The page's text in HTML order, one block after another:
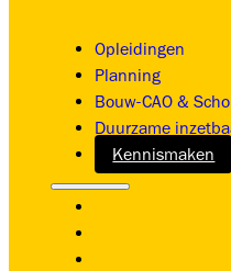
Opleidingen
Planning
Bouw-CAO &
Duurzame
Kennismaken